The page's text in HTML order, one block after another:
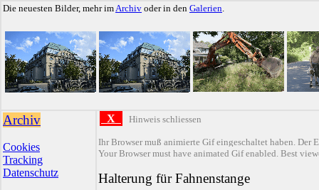
Die neuesten Bilder, mehr imArchiv oder in den Galerien.
Archiv
Cookies
Tracking
Datenschutz
X Hinweis schliessen
Ihr Browser muß animierte Gif eingeschaltet haben. Der
Your Browser must have animated Gif enabled. Best
Halterung für Fahnenstange